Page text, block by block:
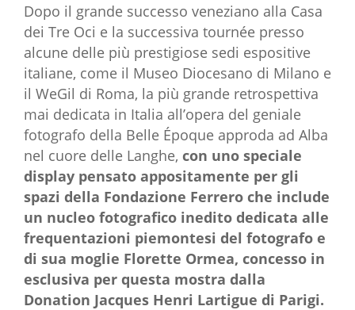
Dopo il grande successo veneziano alla Casa
dei Tre Oci e la successiva tournée presso
alcune delle più prestigiose sedi espositive
italiane, come il Museo Diocesano di Milano e
il WeGil di Roma, la più grande retrospettiva
mai dedicata in Italia all’opera del geniale
fotografo della Belle Époque approda ad Alba
nel cuore delle Langhe, con uno speciale
display pensato appositamente per gli
spazi della Fondazione Ferrero che include
un nucleo fotografico inedito dedicata alle
frequentazioni piemontesi del fotografo e
di sua moglie Florette Ormea, concesso in
esclusiva per questa mostra dalla
Donation Jacques Henri Lartigue di Parigi.